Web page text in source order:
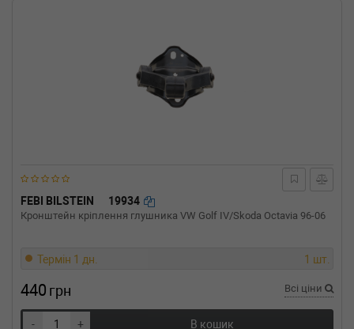
FEBI BILSTEIN 19934
Кронштейн кріплення глушника VW Golf IV/Skoda Octavia 96-06
Термін 1 дн. 1 шт.
440 грн Всі ціни
- + В кошик